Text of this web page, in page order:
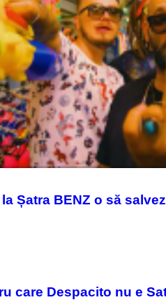
Șatra BENZ o să
care Despacito nu e